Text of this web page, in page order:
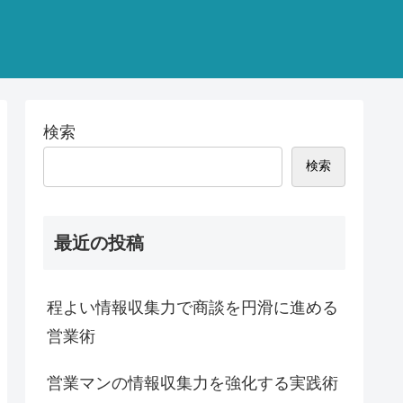
検索
検索
最近の投稿
程よい情報収集力で商談を円滑に進める
営業術
営業マンの情報収集力を強化する実践術